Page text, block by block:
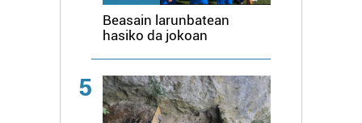
Beasain larunbatean
hasiko da jokoan
5